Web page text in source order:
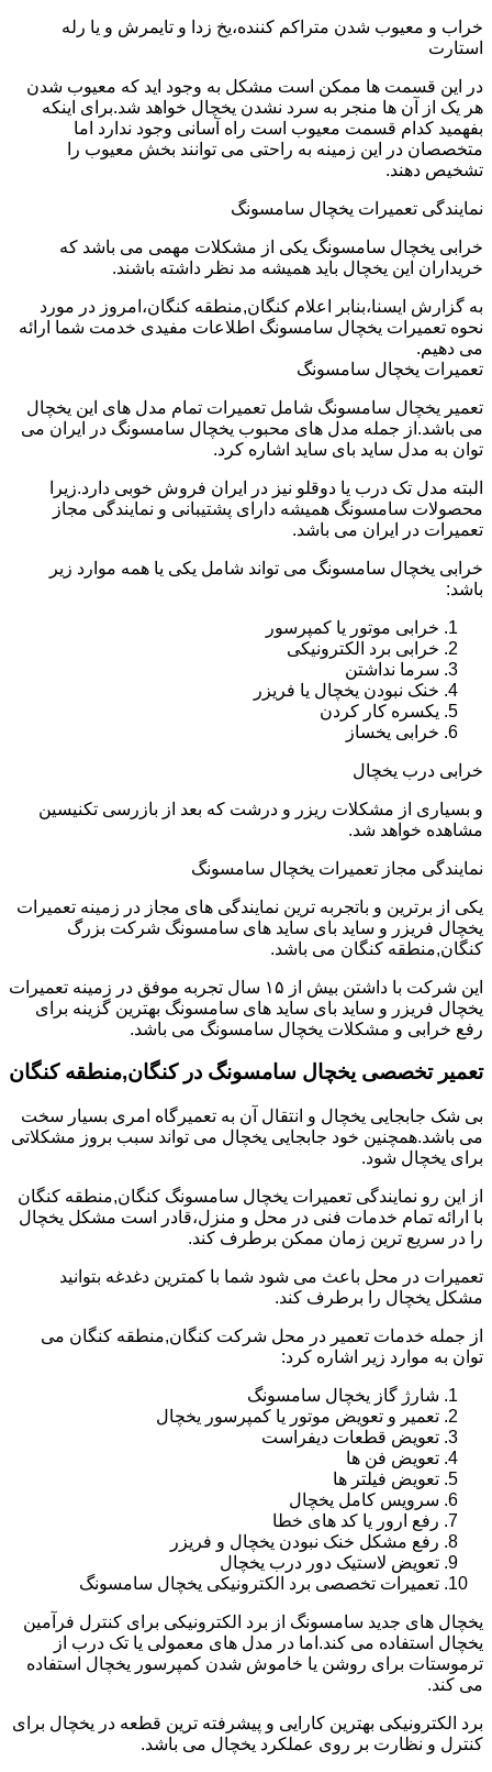
خراب و معیوب شدن متراکم کننده،یخ زدا و تایمرش و یا رله
استارت
در این قسمت ها ممکن است مشکل به وجود اید که معیوب شدن
هر یک از آن ها منجر به سرد نشدن یخچال خواهد شد.برای اینکه
بفهمید کدام قسمت معیوب است راه آسانی وجود ندارد اما
متخصصان در این زمینه به راحتی می توانند بخش معیوب را
تشخیص دهند.
نمایندگی تعمیرات یخچال سامسونگ
خرابی یخچال سامسونگ یکی از مشکلات مهمی می باشد که
خریداران این یخچال باید همیشه مد نظر داشته باشند.
به گزارش ایسنا،بنابر اعلام کنگان,منطقه کنگان،امروز در مورد
نحوه تعمیرات یخچال سامسونگ اطلاعات مفیدی خدمت شما ارائه
می دهیم.
تعمیرات یخچال سامسونگ
تعمیر یخچال سامسونگ شامل تعمیرات تمام مدل های این یخچال
می باشد.از جمله مدل های محبوب یخچال سامسونگ در ایران می
توان به مدل ساید بای ساید اشاره کرد.
البته مدل تک درب یا دوقلو نیز در ایران فروش خوبی دارد.زیرا
محصولات سامسونگ همیشه دارای پشتیبانی و نمایندگی مجاز
تعمیرات در ایران می باشد.
خرابی یخچال سامسونگ می تواند شامل یکی یا همه موارد زیر
باشد:
خرابی موتور یا کمپرسور
خرابی برد الکترونیکی
سرما نداشتن
خنک نبودن یخچال یا فریزر
یکسره کار کردن
خرابی یخساز
خرابی درب یخچال
و بسیاری از مشکلات ریزر و درشت که بعد از بازرسی تکنیسین
مشاهده خواهد شد.
نمایندگی مجاز تعمیرات یخچال سامسونگ
یکی از برترین و باتجربه ترین نمایندگی های مجاز در زمینه تعمیرات
یخچال فریزر و ساید بای ساید های سامسونگ شرکت بزرگ
کنگان,منطقه کنگان می باشد.
این شرکت با داشتن بیش از ۱۵ سال تجربه موفق در زمینه تعمیرات
یخچال فریزر و ساید بای ساید های سامسونگ بهترین گزینه برای
رفع خرابی و مشکلات یخچال سامسونگ می باشد.
تعمیر تخصصی یخچال سامسونگ در کنگان,منطقه کنگان
بی شک جابجایی یخچال و انتقال آن به تعمیرگاه امری بسیار سخت
می باشد.همچنین خود جابجایی یخچال می تواند سبب بروز مشکلاتی
برای یخچال شود.
از این رو نمایندگی تعمیرات یخچال سامسونگ کنگان,منطقه کنگان
با ارائه تمام خدمات فنی در محل و منزل،قادر است مشکل یخچال
را در سریع ترین زمان ممکن برطرف کند.
تعمیرات در محل باعث می شود شما با کمترین دغدغه بتوانید
مشکل یخچال را برطرف کند.
از جمله خدمات تعمیر در محل شرکت کنگان,منطقه کنگان می
توان به موارد زیر اشاره کرد:
شارژ گاز یخچال سامسونگ
تعمیر و تعویض موتور یا کمپرسور یخچال
تعویض قطعات دیفراست
تعویض فن ها
تعویض فیلتر ها
سرویس کامل یخچال
رفع ارور یا کد های خطا
رفع مشکل خنک نبودن یخچال و فریزر
تعویض لاستیک دور درب یخچال
تعمیرات تخصصی برد الکترونیکی یخچال سامسونگ
یخچال های جدید سامسونگ از برد الکترونیکی برای کنترل فرآمین
یخچال استفاده می کند.اما در مدل های معمولی یا تک درب از
ترموستات برای روشن یا خاموش شدن کمپرسور یخچال استفاده
می کند.
برد الکترونیکی بهترین کارایی و پیشرفته ترین قطعه در یخچال برای
کنترل و نظارت بر روی عملکرد یخچال می باشد.